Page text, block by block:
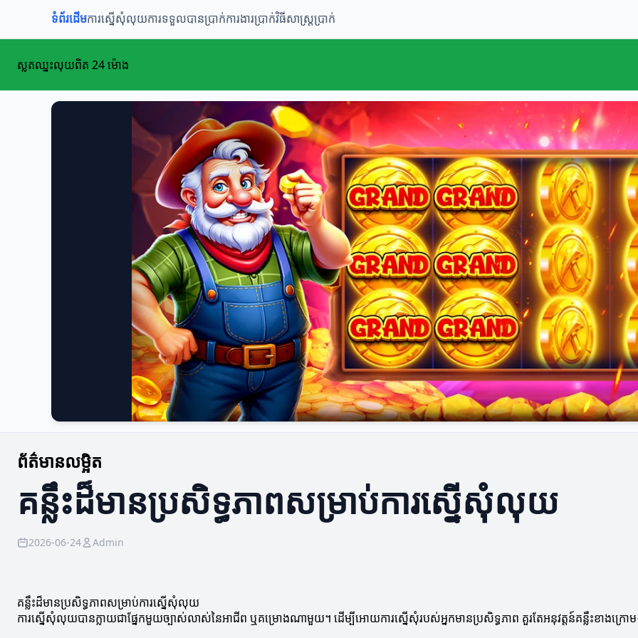
ទំព័រដើមការស្នើសុំលុយការទទួលបានប្រាក់ការងារប្រាក់វិធីសាស្ត្រប្រាក់
ស្លតឈ្នះលុយពិត 24 ម៉ោង
ព័ត៌មានលម្អិត
គន្លឹះដ៏មានប្រសិទ្ធភាពសម្រាប់ការស្នើសុំលុយ
2026-06-24 Admin
គន្លឹះដ៏មានប្រសិទ្ធភាពសម្រាប់ការស្នើសុំលុយ
ការស្នើសុំលុយបានក្លាយជាផ្នែកមួយច្បាស់លាស់នៃអាជីព ឬគម្រោងណាមួយ។ ដើម្បីអោយការស្នើសុំរបស់អ្នកមានប្រសិទ្ធភាព គួរតែអនុវត្តន៍​គន្លឹះខាងក្រោ